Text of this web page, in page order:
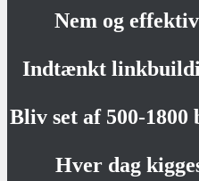
Nem og
Indtænkt
Bliv set af 500-1800
Hver dag